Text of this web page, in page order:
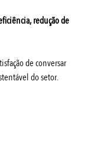
redução de
de conversar
do setor.